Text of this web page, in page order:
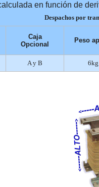
en función de
Despachos por
Caja
Opcional
Peso
A y B 6kg